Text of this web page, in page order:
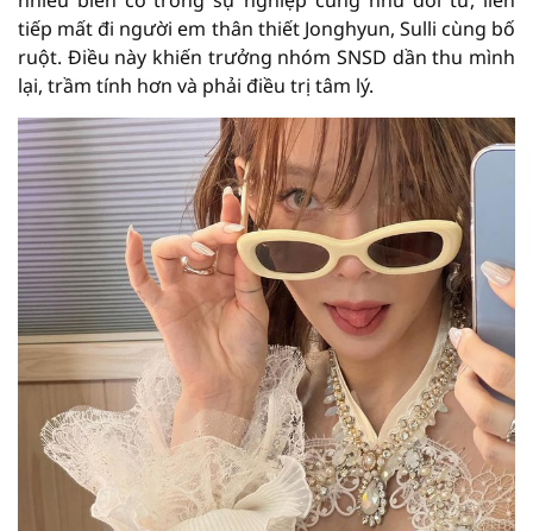
tiếp mất đi người em thân thiết Jonghyun, Sulli cùng bố
ruột. Điều này khiến trưởng nhóm SNSD dần thu mình
lại, trầm tính hơn và phải điều trị tâm lý.